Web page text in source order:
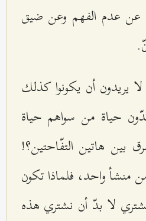
عن عدم الفهم وعن ضيق
يريدون أن يكونوا كذلك
حياة من سواهم حياة
بين هاتين التفّاحتين؟!
منشأ واحد، فلماذا تكون
لا بدّ أن نشتري هذه